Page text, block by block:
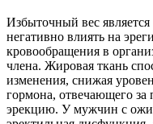
Избыточный вес
негативно влиять на
кровообращения в
члена. Жировая ткань
изменения, снижая
гормона, отвечающего
эрекцию. У мужчин с